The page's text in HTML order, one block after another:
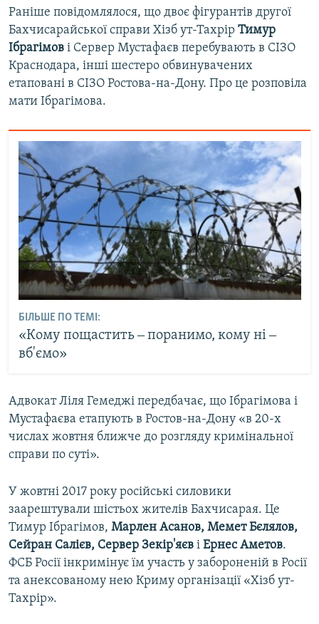
Раніше повідомлялося, що двоє фігурантів другої
Бахчисарайської справи Хізб ут-Тахрір Тимур
Ібрагімов і Сервер Мустафаєв перебувають в СІЗО
Краснодара, інші шестеро обвинувачених
етаповані в СІЗО Ростова-на-Дону. Про це розповіла
мати Ібрагімова.
БІЛЬШЕ ПО ТЕМІ:
«Кому пощастить ‒ поранимо, кому ні ‒
вб'ємо»
Адвокат Ліля Гемеджі передбачає, що Ібрагімова і
Мустафаєва етапують в Ростов-на-Дону «в 20-х
числах жовтня ближче до розгляду кримінальної
справи по суті».
У жовтні 2017 року російські силовики
заарештували шістьох жителів Бахчисарая. Це
Тимур Ібрагімов, Марлен Асанов, Мемет Бєлялов,
Сейран Салієв, Сервер Зекір'яєв і Ернес Аметов.
ФСБ Росії інкримінує їм участь у забороненій в Росії
та анексованому нею Криму організації «Хізб ут-
Тахрір».